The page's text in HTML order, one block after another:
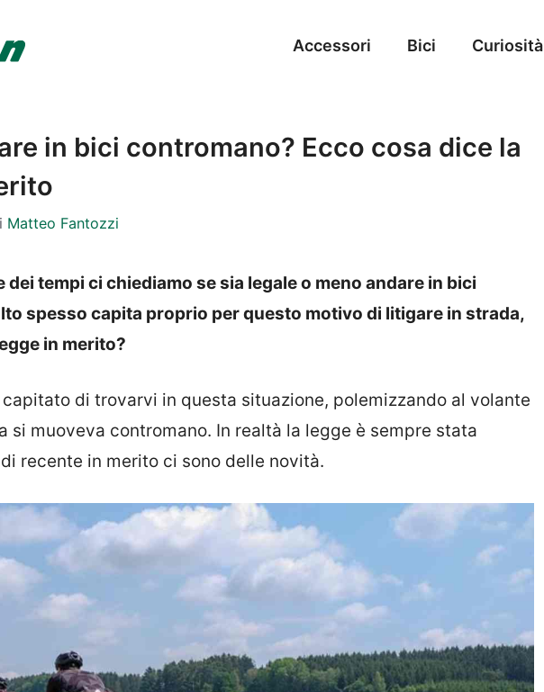
Accessori Bici Curiosità
in bici contromano? Ecco cosa dice la
Matteo Fantozzi
dei tempi ci chiediamo se sia legale o meno andare in bici
spesso capita proprio per questo motivo di litigare in strada,
in merito?
di trovarvi in questa situazione, polemizzando al volante
si muoveva contromano. In realtà la legge è sempre stata
recente in merito ci sono delle novità.